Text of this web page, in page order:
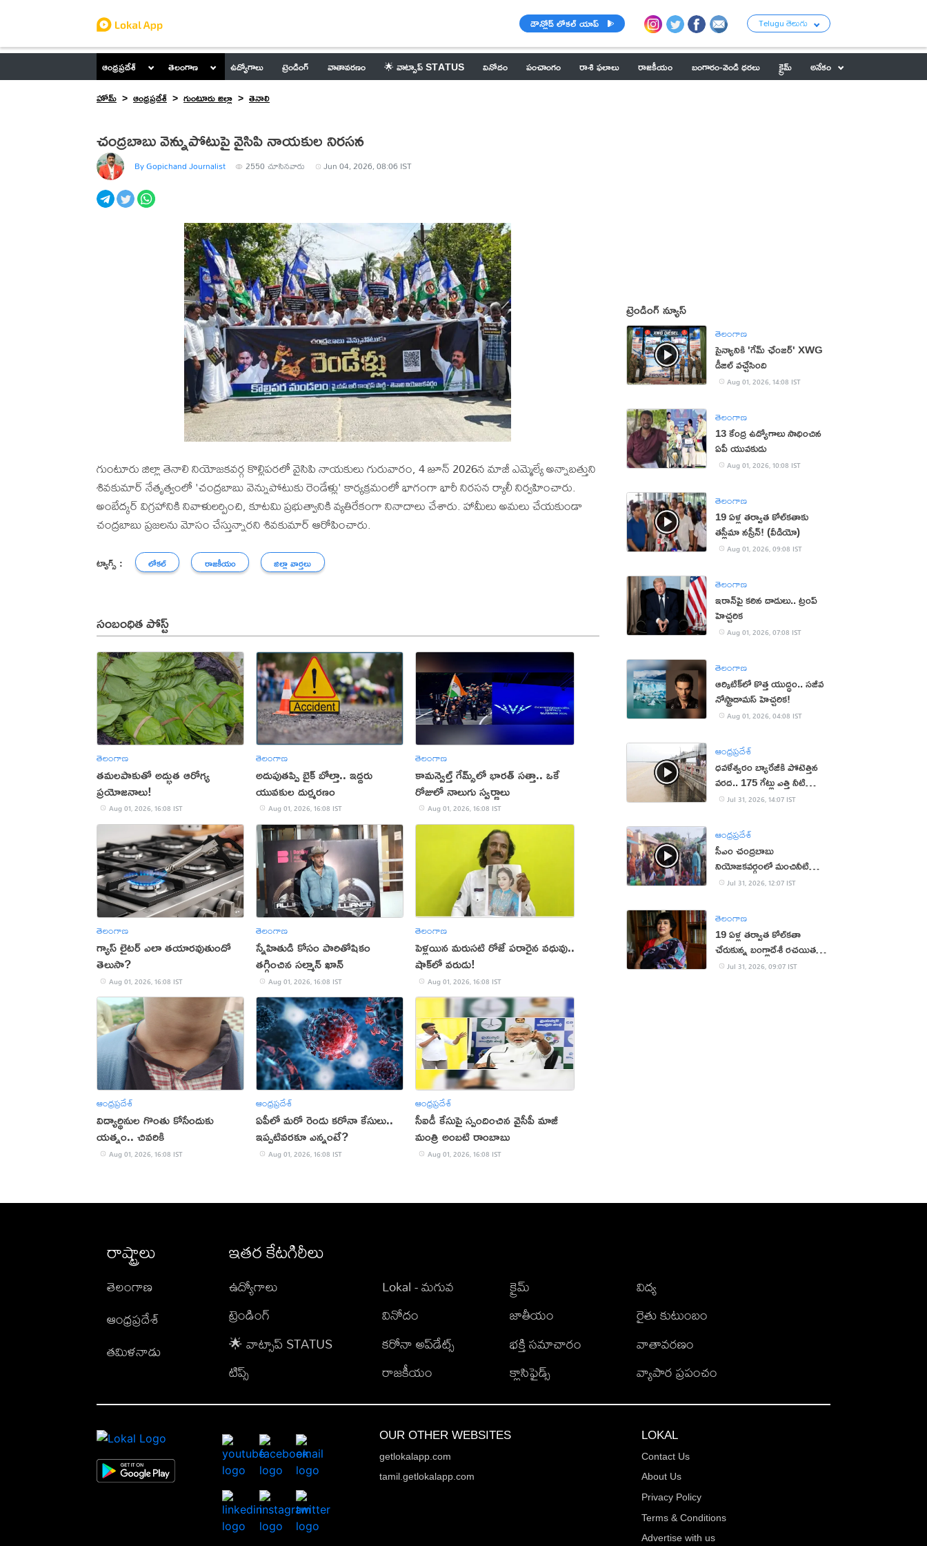
డౌన్లోడ్ లోకల్ యాప్ Telugu తెలుగు
ఆంధ్రప్రదేశ్ తెలంగాణ ఉద్యోగాలు ట్రెండింగ్ వాతావరణం 🌟 వాట్సాప్ STATUS వినోదం పంచాంగం రాశి ఫలాలు రాజకీయం బంగారం-వెండి ధరలు క్రైమ్
అనేకం
హోమ్
ఆంధ్రప్రదేశ్ గుంటూరు జిల్లా తెనాలి
చంద్రబాబు వెన్నుపోటుపై వైసిపి నాయకుల నిరసన
By Gopichand Journalist 2550 చూసినవారు Jun 04, 2026, 08:06 IST
గుంటూరు జిల్లా తెనాలి నియోజకవర్గ కొల్లిపరలో వైసిపి నాయకులు గురువారం, 4 జూన్ 2026న మాజీ ఎమ్మెల్యే అన్నాబత్తుని
శివకుమార్ నేతృత్వంలో 'చంద్రబాబు వెన్నుపోటుకు రెండేళ్లు' కార్యక్రమంలో భాగంగా భారీ నిరసన ర్యాలీ నిర్వహించారు.
అంబేద్కర్ విగ్రహానికి నివాళులర్పించి, కూటమి ప్రభుత్వానికి వ్యతిరేకంగా నినాదాలు చేశారు. హామీలు అమలు చేయకుండా
చంద్రబాబు ప్రజలను మోసం చేస్తున్నారని శివకుమార్ ఆరోపించారు.
ట్యాగ్స్ : లోకల్ రాజకీయం జిల్లా వార్తలు
సంబంధిత పోస్ట్
తెలంగాణ
తమలపాకుతో అద్భుత ఆరోగ్య
ప్రయోజనాలు!
Aug 01, 2026, 16:08 IST
తెలంగాణ
అదుపుతప్పి బైక్ బోల్తా.. ఇద్దరు
యువకుల దుర్మరణం
Aug 01, 2026, 16:08 IST
తెలంగాణ
కామన్వెల్త్ గేమ్స్‌లో భారత్‌ సత్తా.. ఒకే
రోజులో నాలుగు స్వర్ణాలు
Aug 01, 2026, 16:08 IST
తెలంగాణ
గ్యాస్ లైటర్ ఎలా తయారవుతుందో
తెలుసా?
Aug 01, 2026, 16:08 IST
తెలంగాణ
స్నేహితుడి కోసం పారితోషికం
తగ్గించిన సల్మాన్ ఖాన్
Aug 01, 2026, 16:08 IST
తెలంగాణ
పెళ్లయిన మరుసటి రోజే పరారైన వధువు..
షాక్‌లో వరుడు!
Aug 01, 2026, 16:08 IST
ఆంధ్రప్రదేశ్
విద్యార్థినుల గొంతు కోసేందుకు
యత్నం.. చివరికి
Aug 01, 2026, 16:08 IST
ఆంధ్రప్రదేశ్
ఏపీలో మరో రెండు కరోనా కేసులు..
ఇప్పటివరకూ ఎన్నంటే?
Aug 01, 2026, 16:08 IST
ఆంధ్రప్రదేశ్
సీఐడీ కేసుపై స్పందించిన వైసీపీ మాజీ
మంత్రి అంబటి రాంబాబు
Aug 01, 2026, 16:08 IST
ట్రెండింగ్ న్యూస్
తెలంగాణ
సైన్యానికి 'గేమ్ ఛేంజర్' XWG
డీజిల్ వచ్చేసింది
Aug 01, 2026, 14:08 IST
తెలంగాణ
13 కేంద్ర ఉద్యోగాలు సాధించిన
ఏపీ యువకుడు
Aug 01, 2026, 10:08 IST
తెలంగాణ
19 ఏళ్ల తర్వాత కోల్‌కతాకు
తస్లీమా నస్రీన్! (వీడియో)
Aug 01, 2026, 09:08 IST
తెలంగాణ
ఇరాన్‌పై కఠిన దాడులు.. ట్రంప్
హెచ్చరిక
Aug 01, 2026, 07:08 IST
తెలంగాణ
ఆర్కిటిక్‌లో కొత్త యుద్ధం.. సజీవ
నోస్ట్రాడామస్ హెచ్చరిక!
Aug 01, 2026, 04:08 IST
ఆంధ్రప్రదేశ్
ధవళేశ్వరం బ్యారేజీకి పోటెత్తిన
వరద.. 175 గేట్లు ఎత్తి నీటి
విడుదల
Jul 31, 2026, 14:07 IST
ఆంధ్రప్రదేశ్
సీఎం చంద్రబాబు
నియోజకవర్గంలో మంచినీటి
కష్టాలు.. మహిళలు ఆందోళన
Jul 31, 2026, 12:07 IST
తెలంగాణ
19 ఏళ్ల త‌ర్వాత కోల్‌క‌తా
చేరుకున్న బంగ్లాదేశీ ర‌చ‌యిత
త‌స్లీమా న‌స్రీన్‌
Jul 31, 2026, 09:07 IST
రాష్ట్రాలు
తెలంగాణ
ఆంధ్రప్రదేశ్
తమిళనాడు
ఇతర కేటగిరీలు
ఉద్యోగాలు
ట్రెండింగ్
🌟 వాట్సాప్ STATUS
టిప్స్
Lokal - మగువ
వినోదం
కరోనా అప్‌డేట్స్
రాజకీయం
క్రైమ్
జాతీయం
భక్తి సమాచారం
క్లాసిఫైడ్స్
విద్య
రైతు కుటుంబం
వాతావరణం
వ్యాపార ప్రపంచం
OUR OTHER WEBSITES
getlokalapp.com
tamil.getlokalapp.com
LOKAL
Contact Us
About Us
Privacy Policy
Terms & Conditions
Advertise with us